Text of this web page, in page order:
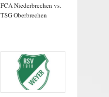
FCA Niederbrechen vs.
TSG Oberbrechen